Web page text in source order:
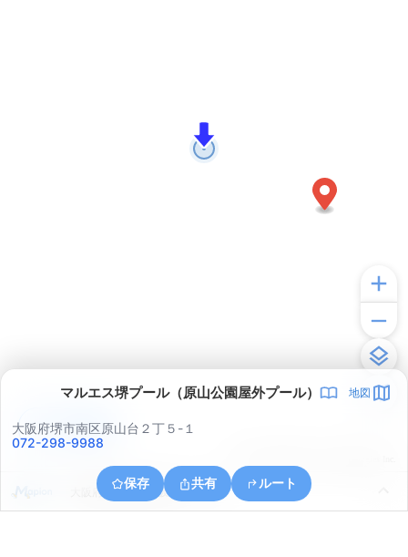
マルエス堺プール（原山公園屋外プール） 地図
大阪府堺市南区原山台２丁５-１
072-298-9988
保存 共有 ルート
大阪府堺市南区赤坂台５丁２８
アプリで見る